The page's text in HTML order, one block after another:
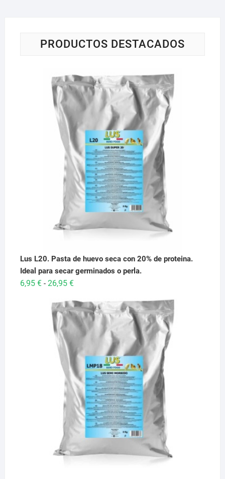
PRODUCTOS DESTACADOS
Lus L20. Pasta de huevo seca con 20% de proteina.
Ideal para secar germinados o perla.
6,95 € - 26,95 €Rango
precios:
desde
6,95 €
26,95 €